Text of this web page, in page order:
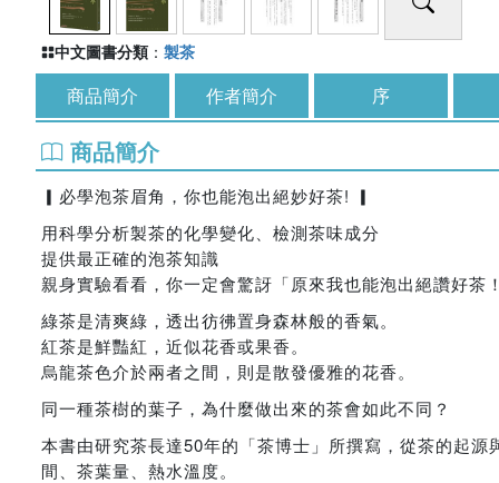
中文圖書分類 ： 製茶
商品簡介 作者簡介 序
商品簡介
▎必學泡茶眉角，你也能泡出絕妙好茶! ▎
用科學分析製茶的化學變化、檢測茶味成分
提供最正確的泡茶知識
親身實驗看看，你一定會驚訝「原來我也能泡出絕讚好茶！
綠茶是清爽綠，透出彷彿置身森林般的香氣。
紅茶是鮮豔紅，近似花香或果香。
烏龍茶色介於兩者之間，則是散發優雅的花香。
同一種茶樹的葉子，為什麼做出來的茶會如此不同？
本書由研究茶長達50年的「茶博士」所撰寫，從茶的起
間、茶葉量、熱水溫度。